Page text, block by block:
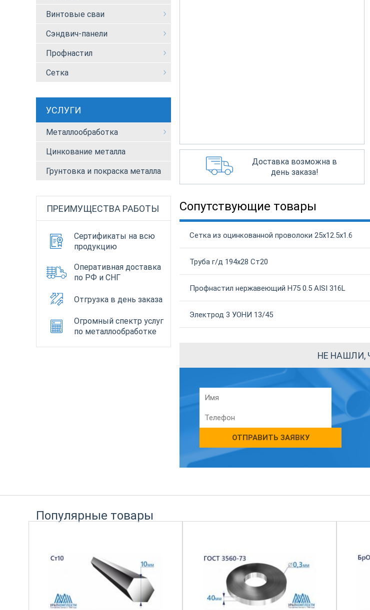
Винтовые сваи
Сэндвич-панели
Профнастил
Сетка
УСЛУГИ
Металлообработка
Цинкование металла
Грунтовка и покраска металла
ПРЕИМУЩЕСТВА РАБОТЫ
Сертификаты на всю
продукцию
Оперативная доставка
по РФ и СНГ
Отгрузка в день заказа
Огромный спектр услуг
по металлообработке
Доставка возможна в
день заказа!
Сопутствующие товары
Сетка из оцинкованной проволоки 25х12.5х1.6
Труба г/д 194х28 Ст20
Профнастил нержавеющий Н75 0.5 AISI 316L
Электрод 3 УОНИ 13/45
НЕ НАШЛИ,
ОТПРАВИТЬ ЗАЯВКУ
Популярные товары